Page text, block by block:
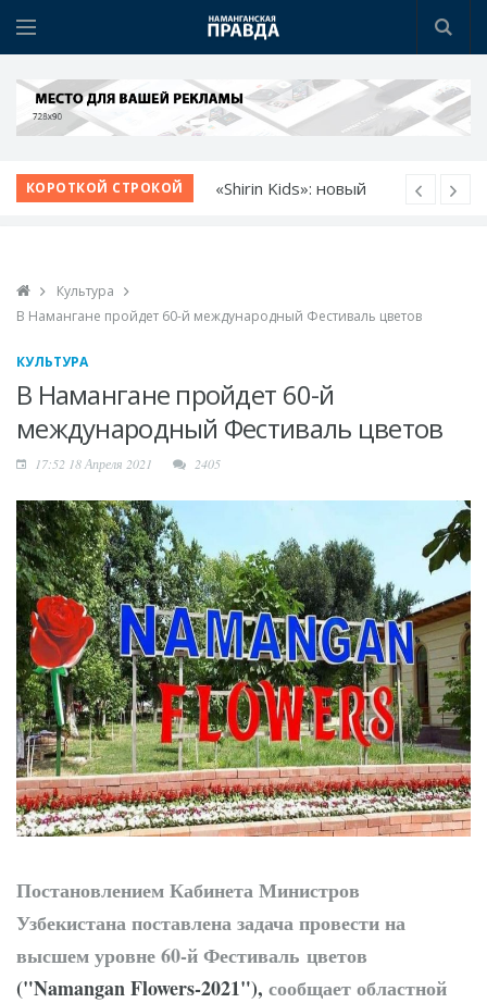
КОРОТКОЙ СТРОКОЙ
«Shirin Kids»: новый
Язык возможностей:
учебный центр
Прокурор области
обсудил с молодежью
идеи и проблемы
Диалог без
выслушал молодежь
Культура
В Намангане пройдет 60-й международный Фестиваль цветов
КУЛЬТУРА
В Намангане пройдет 60-й
международный Фестиваль цветов
17:52 18 Апреля 2021 2405
Постановлением Кабинета Министров
Узбекистана поставлена задача провести на
высшем уровне 60-й Фестиваль цветов
("Namangan Flowers-2021"), сообщает областной